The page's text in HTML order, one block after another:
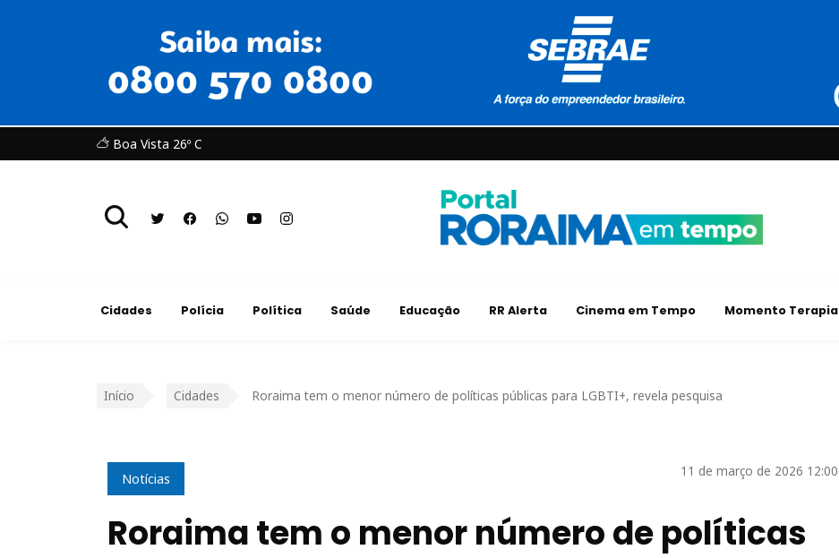
Boa Vista 26º C
Cidades Polícia Política Saúde Educação RR Alerta Cinema em Tempo Momento Terapia
Início Cidades Roraima tem o menor número de políticas públicas para LGBTI+, revela pesquisa
Notícias 11 de março de 2026 12:00
Roraima tem o menor número de políticas